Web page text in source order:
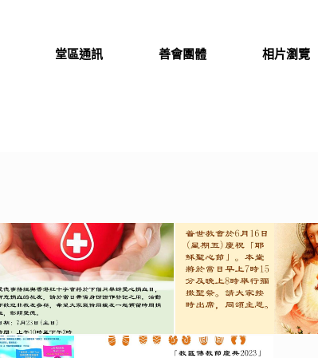
堂區通訊 善會團體 相片瀏覽